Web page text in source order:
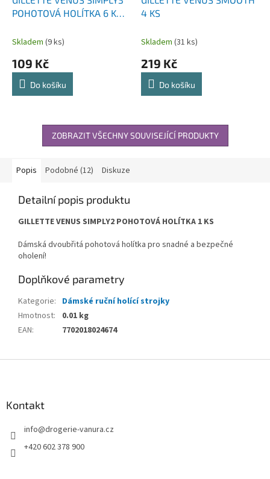
POHOTOVÁ HOLÍTKA 6 KS
Skladem (9 ks)
109 Kč
Do košíku
4 KS
Skladem (31 ks)
219 Kč
Do košíku
ZOBRAZIT VŠECHNY SOUVISEJÍCÍ PRODUKTY
Popis Podobné (12) Diskuze
Detailní popis produktu
GILLETTE VENUS SIMPLY2 POHOTOVÁ HOLÍTKA 1 KS
Dámská dvoubřitá pohotová holítka pro snadné a bezpečné
oholení!
Doplňkové parametry
Kategorie: Dámské ruční holící strojky
Hmotnost:
0.01 kg
EAN: 7702018024674
Kontakt
info@drogerie-vanura.cz
+420 602 378 900